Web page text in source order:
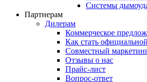
Системы
Партнерам
Дилерам
Коммерческое
Как стать
Совместный
Отзывы о нас
Прайс-лист
Вопрос-ответ